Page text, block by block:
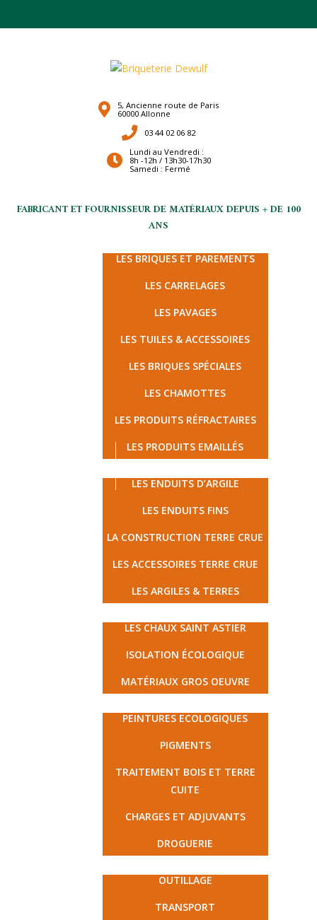
5, Ancienne route de Paris
60000 Allonne
03 44 02 06 82
Lundi au Vendredi :
8h -12h / 13h30-17h30
Samedi : Fermé
FABRICANT ET FOURNISSEUR DE MATÉRIAUX DEPUIS + DE 100
ANS
LES BRIQUES ET PAREMENTS
LES CARRELAGES
LES PAVAGES
LES TUILES & ACCESSOIRES
LES BRIQUES SPÉCIALES
LES CHAMOTTES
LES PRODUITS RÉFRACTAIRES
LES PRODUITS EMAILLÉS
LES ENDUITS D’ARGILE
LES ENDUITS FINS
LA CONSTRUCTION TERRE CRUE
LES ACCESSOIRES TERRE CRUE
LES ARGILES & TERRES
LES CHAUX SAINT ASTIER
ISOLATION ÉCOLOGIQUE
MATÉRIAUX GROS OEUVRE
PEINTURES ECOLOGIQUES
PIGMENTS
TRAITEMENT BOIS ET TERRE
CUITE
CHARGES ET ADJUVANTS
DROGUERIE
OUTILLAGE
TRANSPORT